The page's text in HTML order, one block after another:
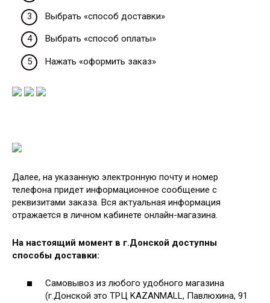
Выбрать «способ доставки»
Выбрать «способ оплаты»
Нажать «оформить заказ»
Далее, на указанную электронную почту и номер
телефона придет информационное сообщение с
реквизитами заказа. Вся актуальная информация
отражается в личном кабинете онлайн-магазина.
На настоящий момент в г.Донской доступны
способы доставки:
Самовывоз из любого удобного магазина
(г.Донской это ТРЦ KAZANMALL, Павлюхина, 91